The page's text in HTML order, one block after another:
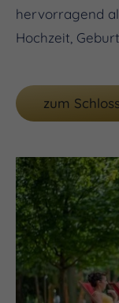
hervorragend
Hochzeit,
zum